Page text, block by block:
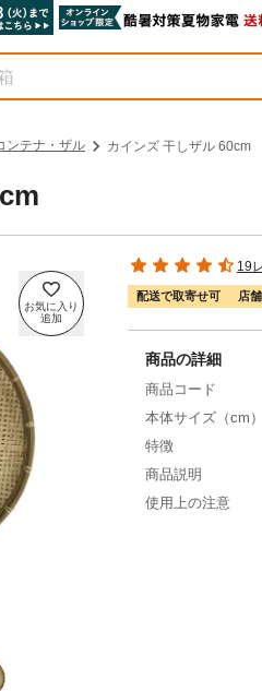
ンテナ・ザル カインズ 干しザル 60cm
19
配送で取寄せ可 店
商品の詳細
商品コード
本体サイズ（cm）
特徴
商品説明
使用上の注意